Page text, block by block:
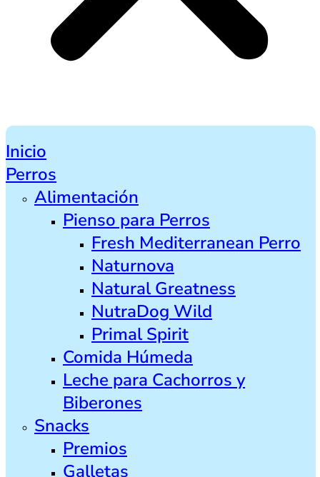
Inicio
Perros
Alimentación
Pienso para Perros
Fresh Mediterranean Perro
Naturnova
Natural Greatness
NutraDog Wild
Primal Spirit
Comida Húmeda
Leche para Cachorros y
Biberones
Snacks
Premios
Galletas